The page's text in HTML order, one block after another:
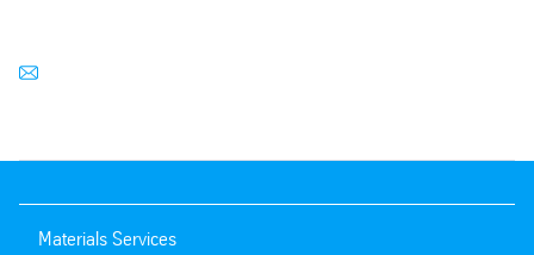
Materials Services